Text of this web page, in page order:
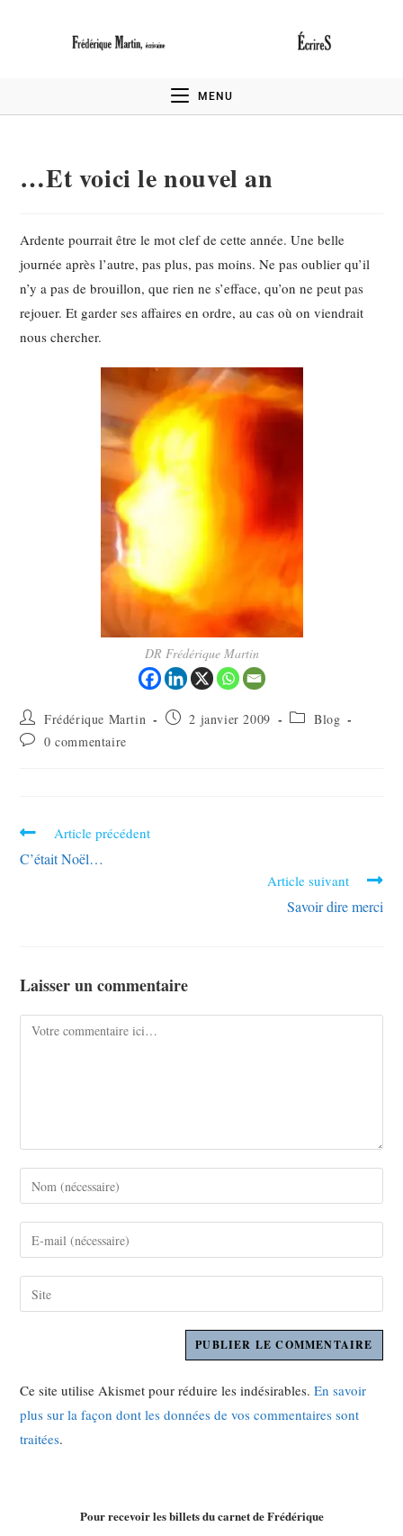
MENU
…Et voici le nouvel an
Ardente pourrait être le mot clef de cette année. Une belle
journée après l’autre, pas plus, pas moins. Ne pas oublier qu’il
n’y a pas de brouillon, que rien ne s’efface, qu’on ne peut pas
rejouer. Et garder ses affaires en ordre, au cas où on viendrait
nous chercher.
DR Frédérique Martin
Frédérique Martin 2 janvier 2009
Blog
0 commentaire
Article précédent
C’était Noël…
Article suivant
Savoir dire merci
Laisser un commentaire
Ce site utilise Akismet pour réduire les indésirables.En savoir
plus sur la façon dont les données de vos commentaires sont
traitées.
Pour recevoir les billets du carnet de Frédérique